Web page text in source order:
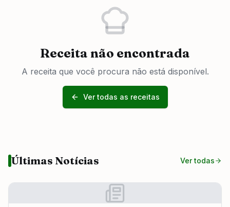
Receita não encontrada
A receita que você procura não está disponível.
Ver todas as receitas
Últimas Notícias Ver todas